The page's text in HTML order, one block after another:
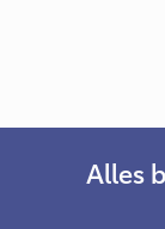
Alles